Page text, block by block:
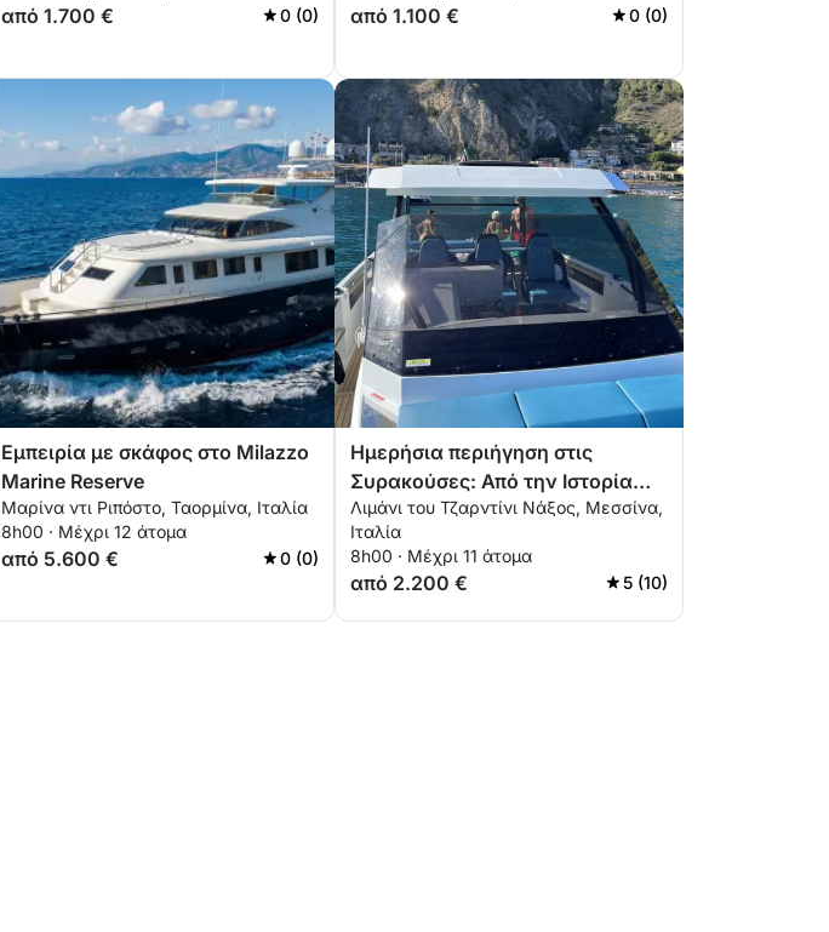
από 1.700 € 0 (0) από 1.100 € 0 (0)
Εμπειρία με σκάφος στο Milazzo
Marine Reserve
Μαρίνα ντι Ριπόστο, Ταορμίνα, Ιταλία
8h00 · Μέχρι 12 άτομα
από 5.600 € 0 (0)
Ημερήσια περιήγηση στις
Συρακούσες: Από την Ιστορία
στον Παράδεισο
Λιμάνι του Τζαρντίνι Νάξος, Μεσσίνα,
Ιταλία
8h00 · Μέχρι 11 άτομα
από 2.200 € 5 (10)